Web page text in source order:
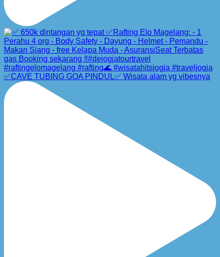
✅CAVE TUBING GOA PINDUL✅ Wisata alam yg vibesnya